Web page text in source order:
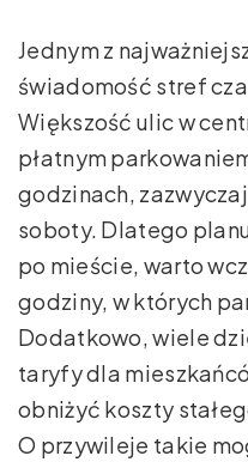
Jednym z
świadomość stref
Większość ulic w
płatnym
godzinach,
soboty. Dlatego
po mieście, warto
godziny, w których
Dodatkowo, wiele
taryfy dla
obniżyć koszty
O przywileje takie